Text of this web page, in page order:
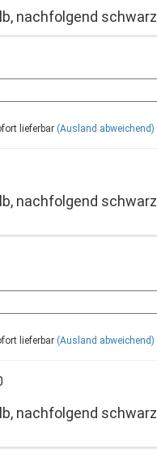
nachfolgend schwarz
lieferbar (Ausland abweichend)
nachfolgend schwarz
lieferbar (Ausland abweichend)
nachfolgend schwarz